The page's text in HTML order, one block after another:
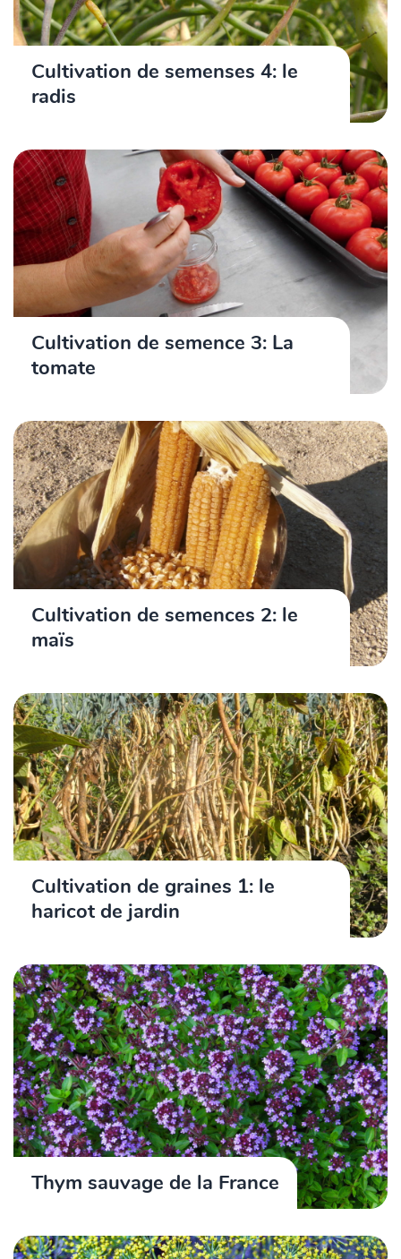
Cultivation de semenses 4: le
radis
Cultivation de semence 3: La
tomate
Cultivation de semences 2: le
maïs
Cultivation de graines 1: le
haricot de jardin
Thym sauvage de la France